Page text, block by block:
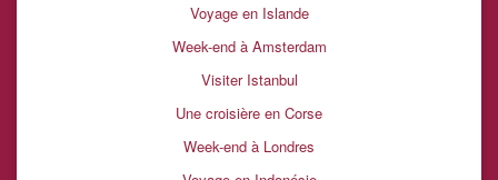
Voyage en Islande
Week-end à Amsterdam
Visiter Istanbul
Une croisière en Corse
Week-end à Londres